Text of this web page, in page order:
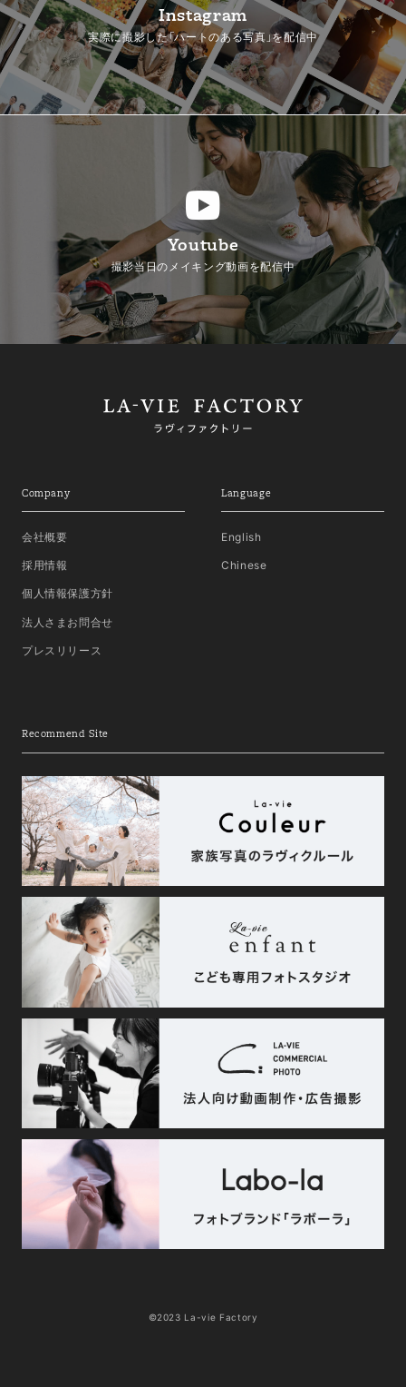
Instagram
実際に撮影した「ハートのある写真」を配信中
Youtube
撮影当日のメイキング動画を配信中
Company
会社概要
採用情報
個人情報保護方針
法人さまお問合せ
プレスリリース
Language
English
Chinese
Recommend Site
©2023 La-vie Factory